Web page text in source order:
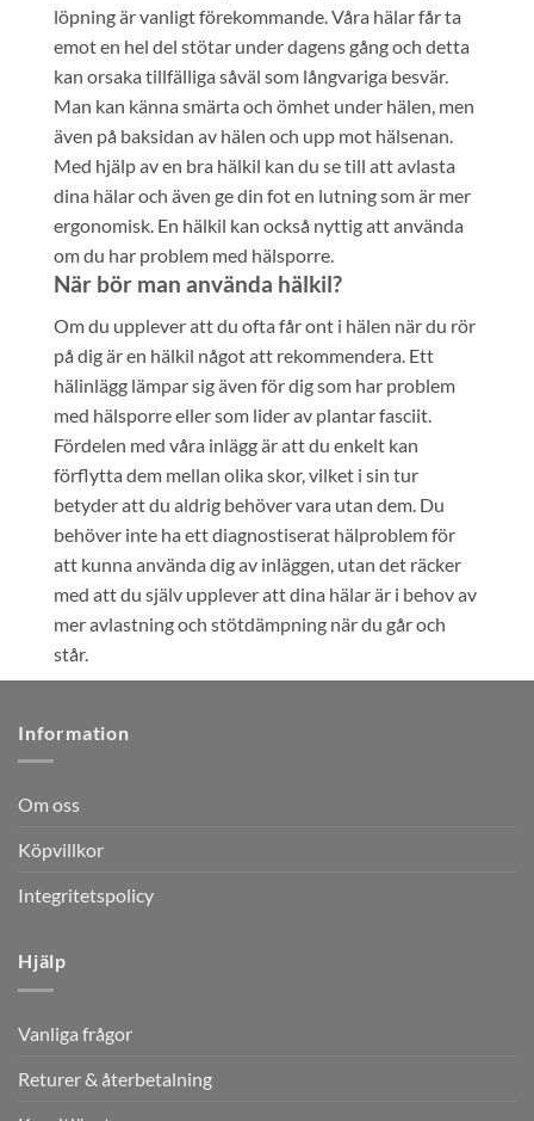
löpning är vanligt förekommande. Våra hälar får ta
emot en hel del stötar under dagens gång och detta
kan orsaka tillfälliga såväl som långvariga besvär.
Man kan känna smärta och ömhet under hälen, men
även på baksidan av hälen och upp mot hälsenan.
Med hjälp av en bra hälkil kan du se till att avlasta
dina hälar och även ge din fot en lutning som är mer
ergonomisk. En hälkil kan också nyttig att använda
om du har problem med hälsporre.
När bör man använda hälkil?
Om du upplever att du ofta får ont i hälen när du rör
på dig är en hälkil något att rekommendera. Ett
hälinlägg lämpar sig även för dig som har problem
med hälsporre eller som lider av plantar fasciit.
Fördelen med våra inlägg är att du enkelt kan
förflytta dem mellan olika skor, vilket i sin tur
betyder att du aldrig behöver vara utan dem. Du
behöver inte ha ett diagnostiserat hälproblem för
att kunna använda dig av inläggen, utan det räcker
med att du själv upplever att dina hälar är i behov av
mer avlastning och stötdämpning när du går och
står.
Information
Om oss
Köpvillkor
Integritetspolicy
Hjälp
Vanliga frågor
Returer & återbetalning